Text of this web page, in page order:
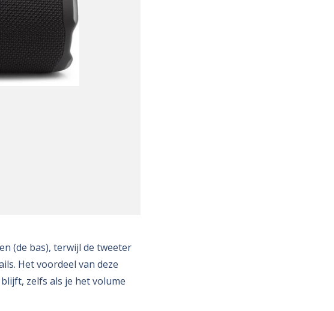
(de bas), terwijl de tweeter
Het voordeel van deze
zelfs als je het volume